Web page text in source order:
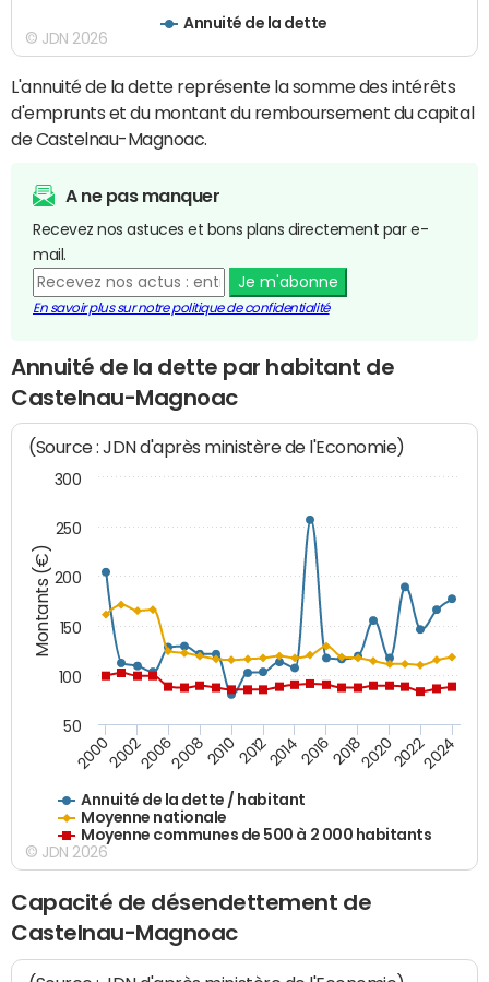
Annuité de la dette
© JDN 2026
L'annuité de la dette représente la somme des intérêts
d'emprunts et du montant du remboursement du capital
de Castelnau-Magnoac.
A ne pas manquer
Recevez nos astuces et bons plans directement par e-
mail.
Je m'abonne
En savoir plus sur notre politique de confidentialité
Annuité de la dette par habitant de
Castelnau-Magnoac
Montants (€)
(Source : JDN d'après ministère de l'Economie)
Annuité de la dette / habitant
Moyenne nationale
Moyenne communes de 500 à 2 000 habitants
200020022006200820102012201420162018202020222024
50
100
150
200
250
300
© JDN 2026
Capacité de désendettement de
Castelnau-Magnoac